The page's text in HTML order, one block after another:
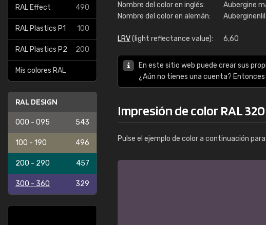
RAL Effect 490
RAL Plastics P1 100
RAL Plastics P2 200
Mis colores RAL
RAL DESIGN
000 - 095 543
100 - 190 496
200 - 290 457
300 - 360 329
Nombre del color en inglés:
Aubergine
Nombre del color en alemán:
LRV(light reflectance value): 6,60
En este sitio web puede crear sus
¿Aún no tienes una cuenta? Entonces
Impresión de color RAL
Pulse el ejemplo de color a continuación